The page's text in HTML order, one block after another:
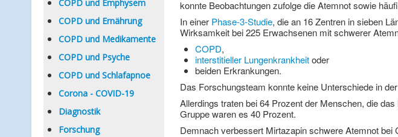
COPD und Emphysem
COPD und Ernährung
COPD und Medikamente
COPD und Psyche
COPD und Schlafapnoe
Corona - COVID-19
Diagnostik
Forschung
konnte Beobachtungen zufolge die Atemnot sowie
In einer Phase-3-Studie, die an 16 Zentren in sieben
Wirksamkeit bei 225 Erwachsenen mit schwerer
COPD,
interstitieller Lungenkrankheitoder
beiden Erkrankungen.
Das Forschungsteam konnte keine Unterschiede in
Allerdings traten bei 64 Prozent der Menschen, die
Gruppe waren es 40 Prozent.
Demnach verbessert Mirtazapin schwere Atemnot bei